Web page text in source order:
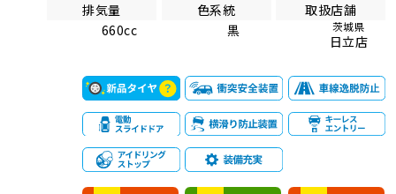
排気量
660cc
色系統
黒
取扱店舗
茨城県
日立店